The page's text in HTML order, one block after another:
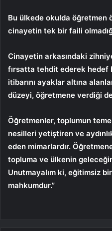
Bu ülkede okulda öğretmen
cinayetin tek bir faili
Cinayetin arkasındaki
fırsatta tehdit ederek hedef
itibarını ayaklar altına
düzeyi, öğretmene verdiği
Öğretmenler, toplumun
nesilleri yetiştiren ve
eden mimarlardır.
topluma ve ülkenin
Unutmayalım ki, eğitimsiz
mahkumdur.”